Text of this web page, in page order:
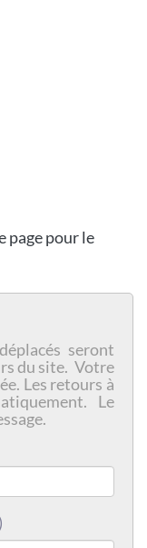
page pour le
seront
du site. Votre
Les retours à
Le